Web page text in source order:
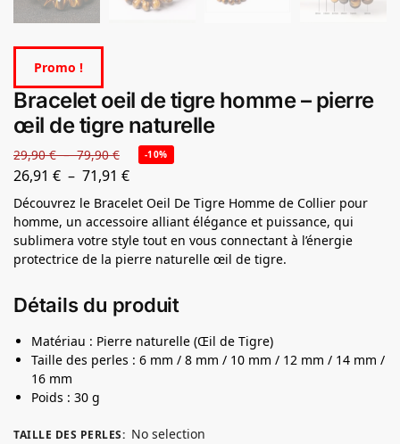
Promo !
Bracelet oeil de tigre homme – pierre
œil de tigre naturelle
29,90€ – 79,90€
26,91 € – 71,91 €
-10%
Découvrez le Bracelet Oeil De Tigre Homme de Collier pour
homme, un accessoire alliant élégance et puissance, qui
sublimera votre style tout en vous connectant à l’énergie
protectrice de la pierre naturelle œil de tigre.
Détails du produit
Matériau : Pierre naturelle (Œil de Tigre)
Taille des perles : 6 mm / 8 mm / 10 mm / 12 mm / 14 mm /
16 mm
Poids : 30 g
TAILLE DES PERLES: No selection